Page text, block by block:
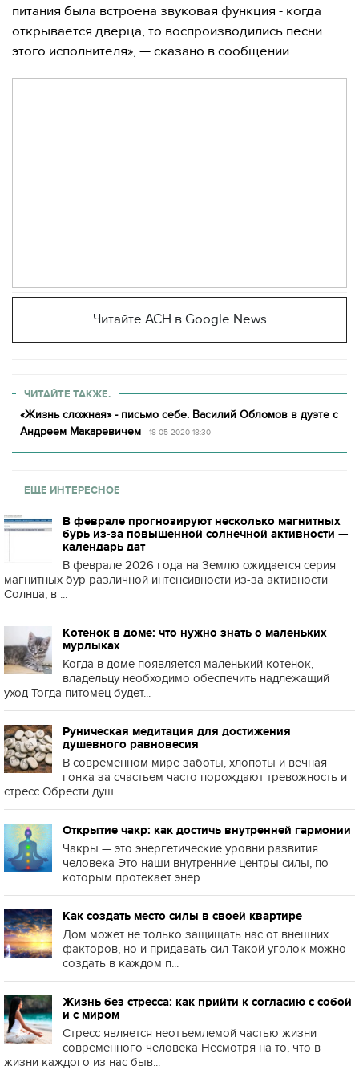
питания была встроена звуковая функция - когда
открывается дверца, то воспроизводились песни
этого исполнителя», — сказано в сообщении.
Читайте АСН в Google News
ЧИТАЙТЕ ТАКЖЕ.
«Жизнь сложная» - письмо себе. Василий Обломов в дуэте с
Андреем Макаревичем - 18-05-2020 18:30
ЕЩЕ ИНТЕРЕСНОЕ
В феврале прогнозируют несколько магнитных
бурь из-за повышенной солнечной активности —
календарь дат
В феврале 2026 года на Землю ожидается серия
магнитных бур различной интенсивности из-за активности
Солнца, в ...
Котенок в доме: что нужно знать о маленьких
мурлыках
Когда в доме появляется маленький котенок,
владельцу необходимо обеспечить надлежащий
уход Тогда питомец будет...
Руническая медитация для достижения
душевного равновесия
В современном мире заботы, хлопоты и вечная
гонка за счастьем часто порождают тревожность и
стресс Обрести душ...
Открытие чакр: как достичь внутренней гармонии
Чакры — это энергетические уровни развития
человека Это наши внутренние центры силы, по
которым протекает энер...
Как создать место силы в своей квартире
Дом может не только защищать нас от внешних
факторов, но и придавать сил Такой уголок можно
создать в каждом п...
Жизнь без стресса: как прийти к согласию с собой
и с миром
Стресс является неотъемлемой частью жизни
современного человека Несмотря на то, что в
жизни каждого из нас быв...